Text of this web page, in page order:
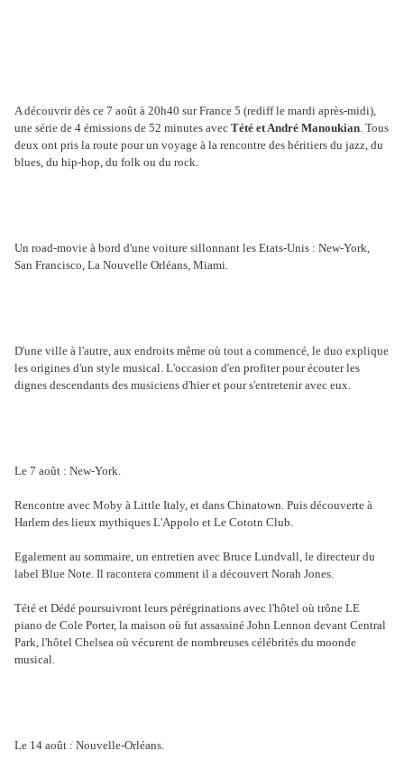
A découvrir dès ce 7 août à 20h40 sur France 5 (rediff le mardi après-midi),
une série de 4 émissions de 52 minutes avec Tété et André Manoukian. Tous
deux ont pris la route pour un voyage à la rencontre des héritiers du jazz, du
blues, du hip-hop, du folk ou du rock.
Un road-movie à bord d'une voiture sillonnant les Etats-Unis : New-York,
San Francisco, La Nouvelle Orléans, Miami.
D'une ville à l'autre, aux endroits même où tout a commencé, le duo explique
les origines d'un style musical. L'occasion d'en profiter pour écouter les
dignes descendants des musiciens d'hier et pour s'entretenir avec eux.
Le 7 août : New-York.
Rencontre avec Moby à Little Italy, et dans Chinatown. Puis découverte à
Harlem des lieux mythiques L'Appolo et Le Cototn Club.
Egalement au sommaire, un entretien avec Bruce Lundvall, le directeur du
label Blue Note. Il racontera comment il a découvert Norah Jones.
Tété et Dédé poursuivront leurs pérégrinations avec l'hôtel où trône LE
piano de Cole Porter, la maison où fut assassiné John Lennon devant Central
Park, l'hôtel Chelsea où vécurent de nombreuses célébrités du moonde
musical.
Le 14 août : Nouvelle-Orléans.